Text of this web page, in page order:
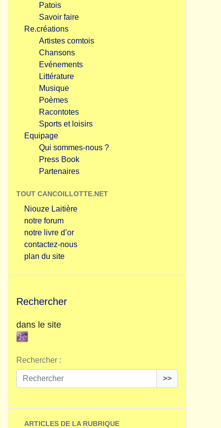
Patois
Savoir faire
Re.créations
Artistes comtois
Chansons
Evénements
Littérature
Musique
Poèmes
Racontotes
Sports et loisirs
Equipage
Qui sommes-nous ?
Press Book
Partenaires
TOUT CANCOILLOTTE.NET
Niouze Laitière
notre forum
notre livre d’or
contactez-nous
plan du site
Rechercher
dans le site
Rechercher :
>>
ARTICLES DE LA RUBRIQUE